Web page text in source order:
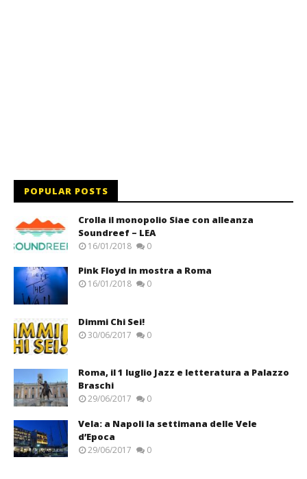
POPULAR POSTS
Crolla il monopolio Siae con alleanza
Soundreef – LEA
16/01/2018 0
Pink Floyd in mostra a Roma
16/01/2018 0
Dimmi Chi Sei!
30/06/2017 0
Roma, il 1 luglio Jazz e letteratura a Palazzo
Braschi
29/06/2017 0
Vela: a Napoli la settimana delle Vele
d’Epoca
29/06/2017 0